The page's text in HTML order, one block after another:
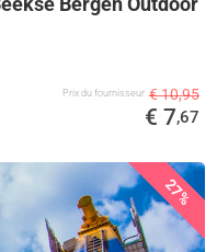
Prix ​​du fournisseur € 10,95
€ 7,67
27%